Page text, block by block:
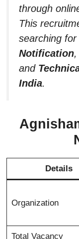
through
This
searching for
Notification,
and
India.
Details
Organization
Total Vacancy